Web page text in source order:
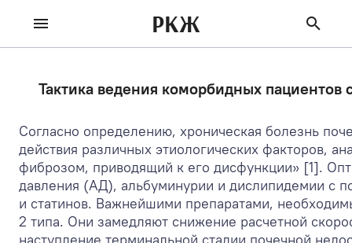
РКЖ
Тактика ведения коморбидных
Согласно определению, хроническая болезнь
действия различных этиологических факторов,
фиброзом, приводящий к его дисфункции» [1].
давления (АД), альбуминурии и дислипидемии с
и статинов. Важнейшими препаратами,
2 типа. Они замедляют снижение расчетной